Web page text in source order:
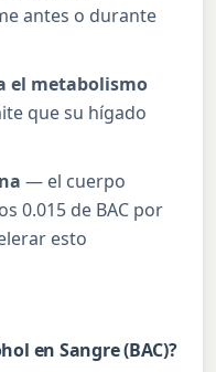
antes o durante
el metabolismo
que su hígado
— el cuerpo
0.015 de BAC por
esto
en Sangre (BAC)?